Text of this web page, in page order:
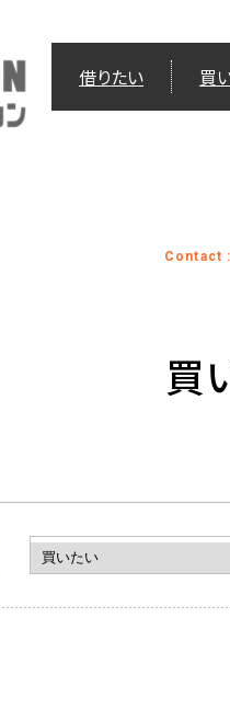
借りたい 買
Contact
買